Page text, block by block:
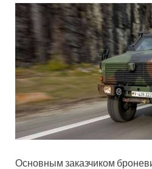
Основным заказчиком